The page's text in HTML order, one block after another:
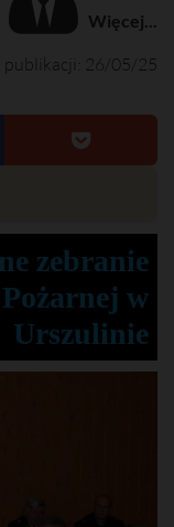
Więcej...
publikacji: 26/05/25
zebranie
w
Urszulinie